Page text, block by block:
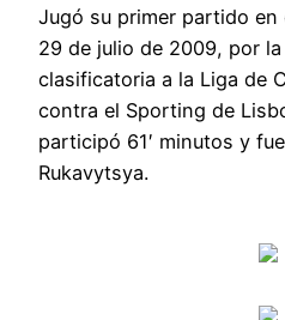
Jugó su primer partido
29 de julio de 2009, por
clasificatoria a la Liga de
contra el Sporting de
participó 61′ minutos y
Rukavytsya.